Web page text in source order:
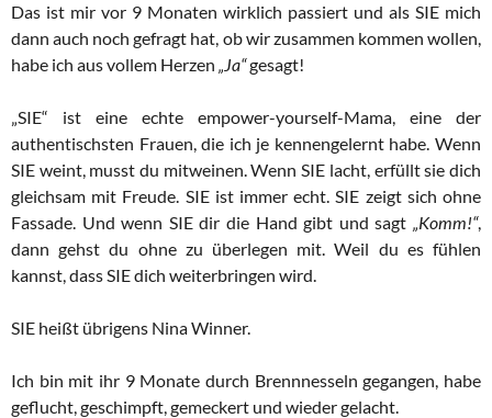
Das ist mir vor 9 Monaten wirklich passiert und als SIE mich
dann auch noch gefragt hat, ob wir zusammen kommen wollen,
habe ich aus vollem Herzen
„Ja“gesagt!
„SIE“ ist eine echte empower-yourself-Mama, eine der
authentischsten Frauen, die ich je kennengelernt habe. Wenn
SIE weint, musst du mitweinen. Wenn SIE lacht, erfüllt sie dich
gleichsam mit Freude. SIE ist immer echt. SIE zeigt sich ohne
Fassade. Und wenn SIE dir die Hand gibt und sagt
„Komm!“,
dann gehst du ohne zu überlegen mit. Weil du es fühlen
kannst, dass SIE dich weiterbringen wird.
SIE heißt übrigens Nina Winner.
Ich bin mit ihr 9 Monate durch Brennnesseln gegangen, habe
geflucht, geschimpft, gemeckert und wieder gelacht.